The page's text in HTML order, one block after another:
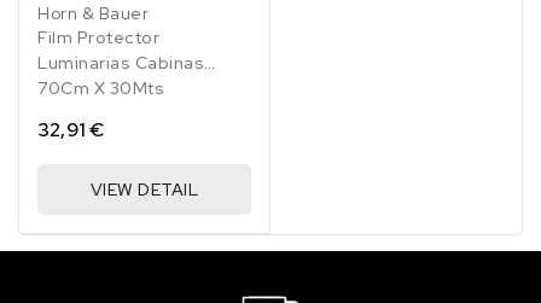
Horn & Bauer
Film Protector
Luminarias Cabinas
70Cm X 30Mts
32,91 €
VIEW DETAIL